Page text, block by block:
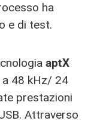
ha
e di test.
aptX
a 48 kHz/ 24
prestazioni
Attraverso